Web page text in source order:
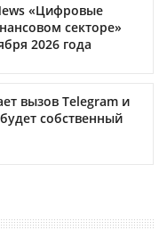
«Цифровые
секторе»
2026 года
вызов Telegram и
собственный